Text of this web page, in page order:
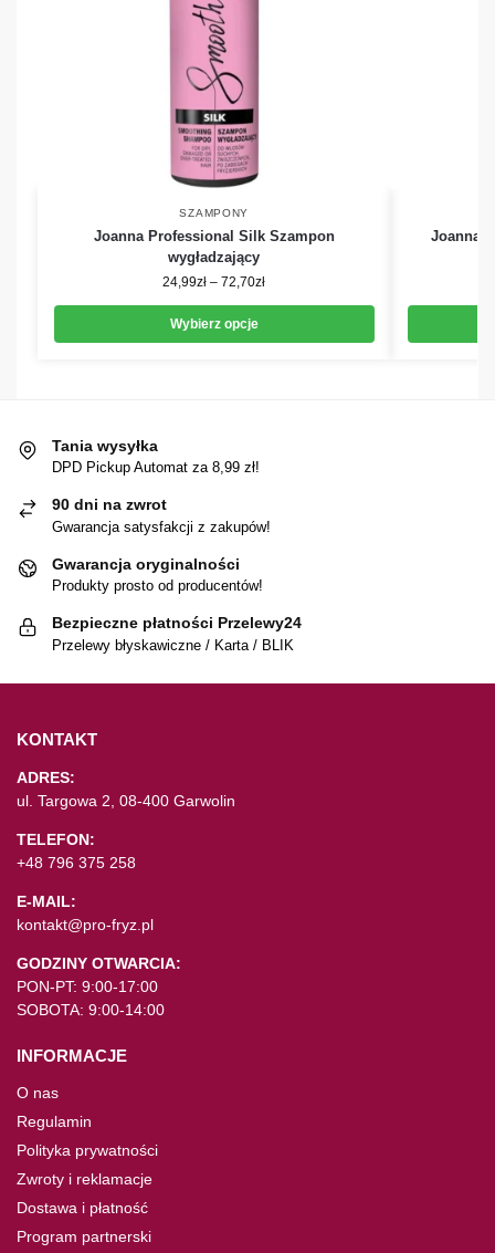
SZAMPONY
Joanna Professional Silk Szampon
wygładzający
24,99zł – 72,70zł
Wybierz opcje
Joanna
Tania wysyłka
DPD Pickup Automat za 8,99 zł!
90 dni na zwrot
Gwarancja satysfakcji z zakupów!
Gwarancja oryginalności
Produkty prosto od producentów!
Bezpieczne płatności Przelewy24
Przelewy błyskawiczne / Karta / BLIK
KONTAKT
ADRES:
ul. Targowa 2, 08-400 Garwolin
TELEFON:
+48 796 375 258
E-MAIL:
kontakt@pro-fryz.pl
GODZINY OTWARCIA:
PON-PT: 9:00-17:00
SOBOTA: 9:00-14:00
INFORMACJE
O nas
Regulamin
Polityka prywatności
Zwroty i reklamacje
Dostawa i płatność
Program partnerski